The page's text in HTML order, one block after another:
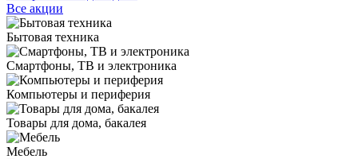
Все акции
Бытовая техника
Смартфоны, ТВ и электроника
Компьютеры и периферия
Товары для дома, бакалея
Мебель